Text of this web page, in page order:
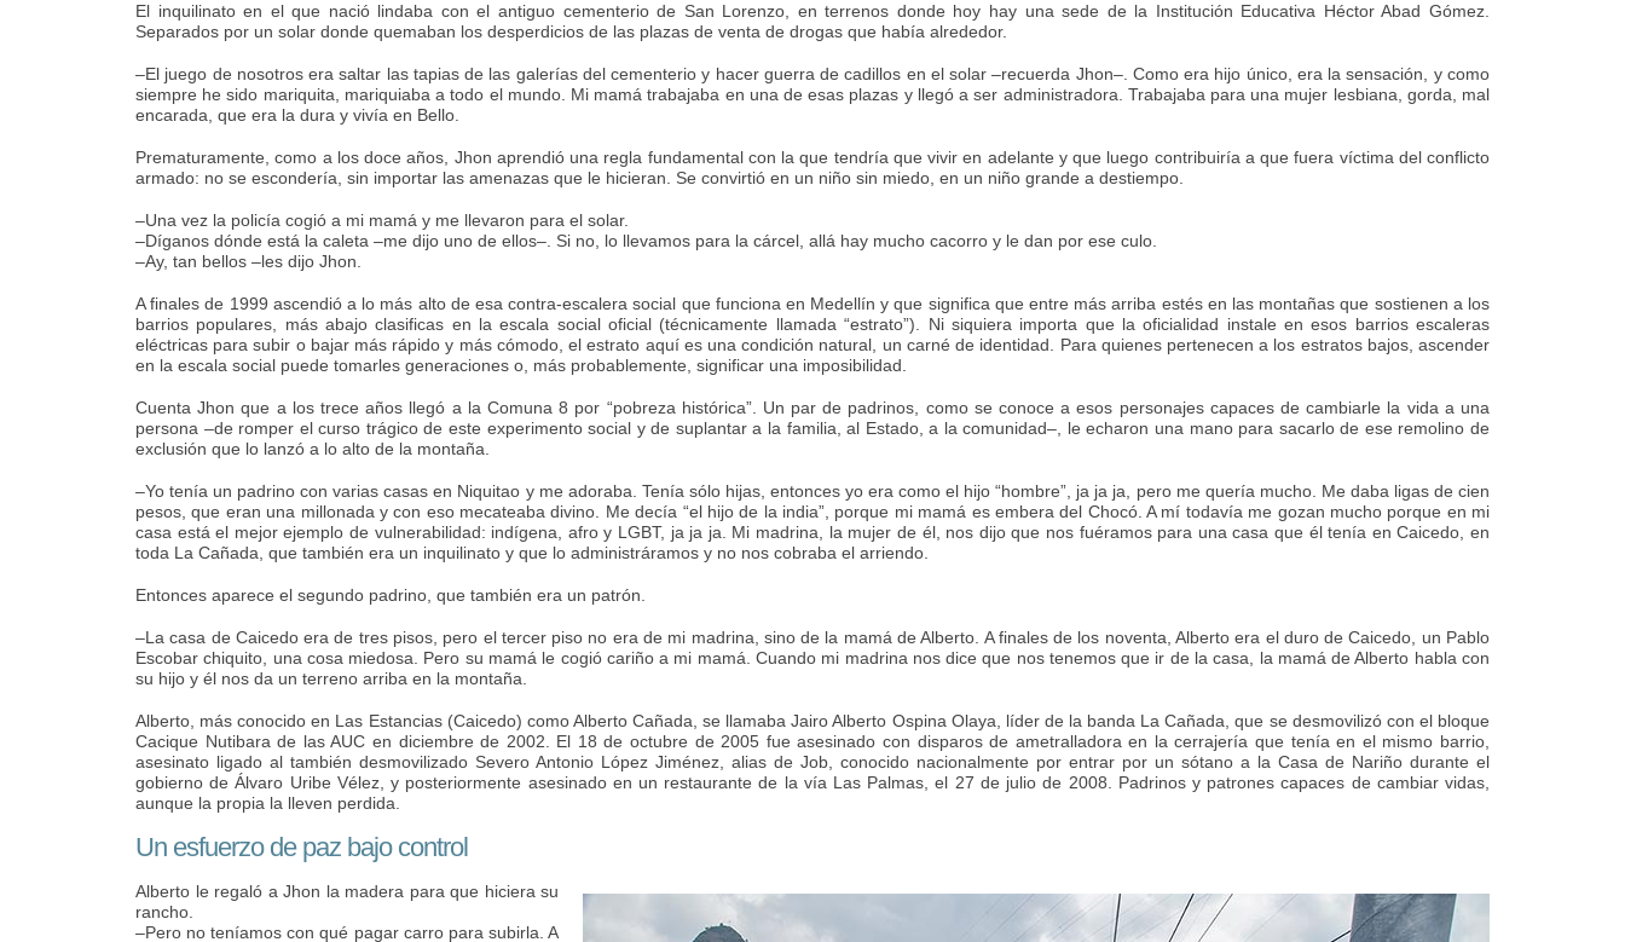
El inquilinato en el que nació lindaba con el antiguo cementerio de San Lorenzo, en terrenos donde hoy hay una sede de la Institución Educativa Héctor Abad Gómez.
Separados por un solar donde quemaban los desperdicios de las plazas de venta de drogas que había alrededor.
–El juego de nosotros era saltar las tapias de las galerías del cementerio y hacer guerra de cadillos en el solar –recuerda Jhon–. Como era hijo único, era la sensación, y como
siempre he sido mariquita, mariquiaba a todo el mundo. Mi mamá trabajaba en una de esas plazas y llegó a ser administradora. Trabajaba para una mujer lesbiana, gorda, mal
encarada, que era la dura y vivía en Bello.
Prematuramente, como a los doce años, Jhon aprendió una regla fundamental con la que tendría que vivir en adelante y que luego contribuiría a que fuera víctima del conflicto
armado: no se escondería, sin importar las amenazas que le hicieran. Se convirtió en un niño sin miedo, en un niño grande a destiempo.
–Una vez la policía cogió a mi mamá y me llevaron para el solar.
–Díganos dónde está la caleta –me dijo uno de ellos–. Si no, lo llevamos para la cárcel, allá hay mucho cacorro y le dan por ese culo.
–Ay, tan bellos –les dijo Jhon.
A finales de 1999 ascendió a lo más alto de esa contra-escalera social que funciona en Medellín y que significa que entre más arriba estés en las montañas que sostienen a los
barrios populares, más abajo clasificas en la escala social oficial (técnicamente llamada “estrato”). Ni siquiera importa que la oficialidad instale en esos barrios escaleras
eléctricas para subir o bajar más rápido y más cómodo, el estrato aquí es una condición natural, un carné de identidad. Para quienes pertenecen a los estratos bajos, ascender
en la escala social puede tomarles generaciones o, más probablemente, significar una imposibilidad.
Cuenta Jhon que a los trece años llegó a la Comuna 8 por “pobreza histórica”. Un par de padrinos, como se conoce a esos personajes capaces de cambiarle la vida a una
persona –de romper el curso trágico de este experimento social y de suplantar a la familia, al Estado, a la comunidad–, le echaron una mano para sacarlo de ese remolino de
exclusión que lo lanzó a lo alto de la montaña.
–Yo tenía un padrino con varias casas en Niquitao y me adoraba. Tenía sólo hijas, entonces yo era como el hijo “hombre”, ja ja ja, pero me quería mucho. Me daba ligas de cien
pesos, que eran una millonada y con eso mecateaba divino. Me decía “el hijo de la india”, porque mi mamá es embera del Chocó. A mí todavía me gozan mucho porque en mi
casa está el mejor ejemplo de vulnerabilidad: indígena, afro y LGBT, ja ja ja. Mi madrina, la mujer de él, nos dijo que nos fuéramos para una casa que él tenía en Caicedo, en
toda La Cañada, que también era un inquilinato y que lo administráramos y no nos cobraba el arriendo.
Entonces aparece el segundo padrino, que también era un patrón.
–La casa de Caicedo era de tres pisos, pero el tercer piso no era de mi madrina, sino de la mamá de Alberto. A finales de los noventa, Alberto era el duro de Caicedo, un Pablo
Escobar chiquito, una cosa miedosa. Pero su mamá le cogió cariño a mi mamá. Cuando mi madrina nos dice que nos tenemos que ir de la casa, la mamá de Alberto habla con
su hijo y él nos da un terreno arriba en la montaña.
Alberto, más conocido en Las Estancias (Caicedo) como Alberto Cañada, se llamaba Jairo Alberto Ospina Olaya, líder de la banda La Cañada, que se desmovilizó con el bloque
Cacique Nutibara de las AUC en diciembre de 2002. El 18 de octubre de 2005 fue asesinado con disparos de ametralladora en la cerrajería que tenía en el mismo barrio,
asesinato ligado al también desmovilizado Severo Antonio López Jiménez, alias de Job, conocido nacionalmente por entrar por un sótano a la Casa de Nariño durante el
gobierno de Álvaro Uribe Vélez, y posteriormente asesinado en un restaurante de la vía Las Palmas, el 27 de julio de 2008. Padrinos y patrones capaces de cambiar vidas,
aunque la propia la lleven perdida.
Un esfuerzo de paz bajo control
Alberto le regaló a Jhon la madera para que hiciera su
rancho.
–Pero no teníamos con qué pagar carro para subirla. A